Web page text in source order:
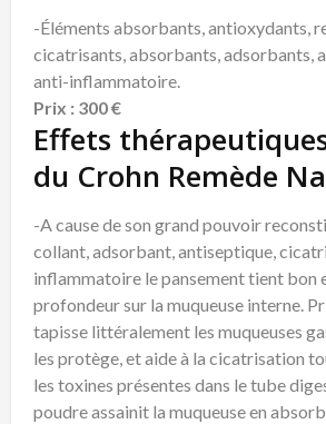
-Éléments absorbants, antioxydants,
cicatrisants, absorbants, adsorbants,
anti-inflammatoire.
Prix : 300 €
Effets
du Crohn Remède
-A cause de son grand pouvoir
collant, adsorbant, antiseptique,
inflammatoire le pansement tient bon
profondeur sur la muqueuse interne.
tapisse littéralement les muqueuses
les protège, et aide à la cicatrisation
les toxines présentes dans le tube
poudre assainit la muqueuse en